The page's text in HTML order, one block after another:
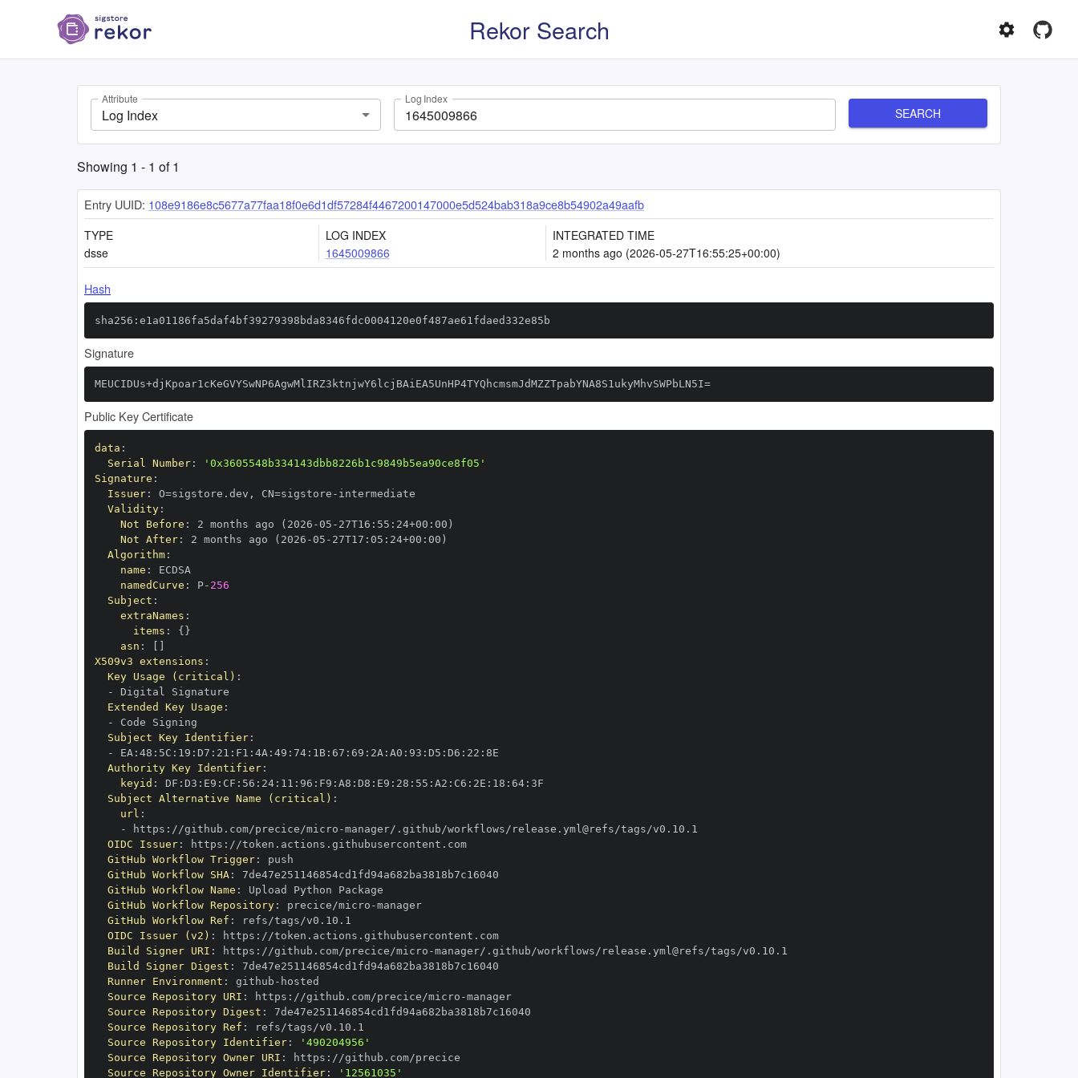
Rekor Search
Attribute
Log Index
Log Index
SEARCH
Showing 1 - 1 of1
Entry UUID: 108e9186e8c5677a77faa18f0e6d1df57284f4467200147000e5d524bab318a9ce8b54902a49aafb
TYPE
dsse
LOG INDEX
1645009866
INTEGRATED TIME
2 months ago (2026-05-27T16:55:25+00:00)
Hash
sha256:e1a01186fa5daf4bf39279398bda8346fdc0004120e0f487ae61fdaed332e85b
Signature
MEUCIDUs+djKpoar1cKeGVYSwNP6AgwMlIRZ3ktnjwY6lcjBAiEA5UnHP4TYQhcmsmJdMZZTpabYNA8S1ukyMhvSWPbLN5I=
Public Key Certificate
data :
Serial Number:
'0x3605548b334143dbb8226b1c9849b5ea90ce8f05'
Signature :
Issuer: O=sigstore.dev , CN=sigstore -
Validity:
Not Before : 2 months ago (2026 -05 - 27T16 : 55 : 24+00 :
Not After: 2 months ago (2026 -05 - 27T17 : 05 : 24+00 :
Algorithm:
name :
namedCurve : P- 256
Subject :
extraNames :
items : { }
asn :
X509v3 extensions :
Key Usage (critical) :
-
Extended Key Usage :
-
Subject Key Identifier:
-
EA : 48 : 5C : 19 : D7 : 21 : F1 : 4A : 49 : 74: 1B: 67 : 69 : 2A : A0 : 93 : D5 : D6 : 22 :
Authority Key Identifier:
keyid : DF : D3 : E9 : CF : 56 : 24: 11 : 96 : F9 : A8 : D8 : E9 : 28 : 55 : A2 : C6 : 2E : 18 : 64:
Subject Alternative Name (critical) :
url :
-
https : //github.com/precice/micro -
OIDC Issuer: https :
//token.actions.githubusercontent.com
GitHub Workflow Trigger:
GitHub Workflow SHA:
GitHub Workflow Name :
GitHub Workflow Repository: precice/micro -
manager
GitHub Workflow Ref :
OIDC Issuer (v2) : https :
//token.actions.githubusercontent.com
Build Signer URI : https : //github.com/precice/micro -
Build Signer Digest :
Runner Environment : github -
Source Repository URI : https : //github.com/precice/micro -
manager
Source Repository Digest :
Source Repository Ref :
Source Repository Identifier:
'490204956'
Source Repository Owner URI : https :
Source Repository Owner Identifier: '12561035'